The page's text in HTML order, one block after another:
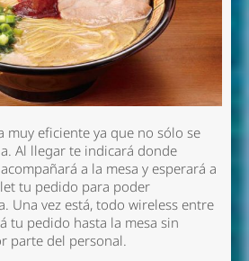
muy eficiente ya que no sólo se
Al llegar te indicará donde
a la mesa y esperará a
tu pedido para poder
Una vez está, todo wireless entre
tu pedido hasta la mesa sin
parte del personal.